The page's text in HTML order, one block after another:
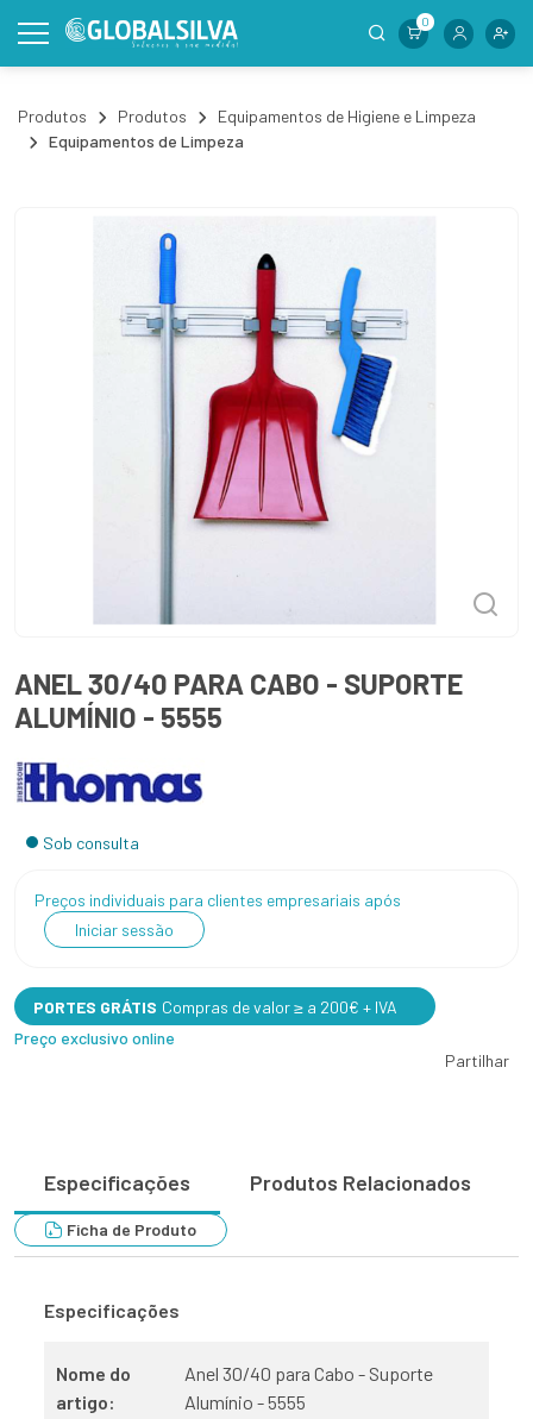
0
Produtos Produtos
Equipamentos de Higiene e Limpeza
Equipamentos de Limpeza
ANEL 30/40 PARA CABO - SUPORTE
ALUMÍNIO - 5555
Sob consulta
Preços individuais para clientes empresariais após
Iniciar sessão
PORTES GRÁTIS Compras de valor ≥ a 200€ + IVA
Preço exclusivo online
Partilhar
Especificações Produtos Relacionados
Ficha de Produto
Especificações
Nome do
artigo:
Anel 30/40 para Cabo - Suporte
Alumínio - 5555